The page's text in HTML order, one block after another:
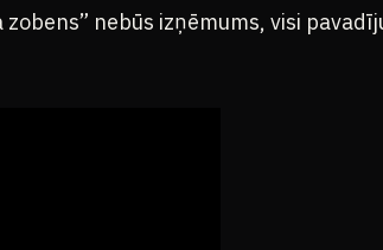
nebūs izņēmums, visi